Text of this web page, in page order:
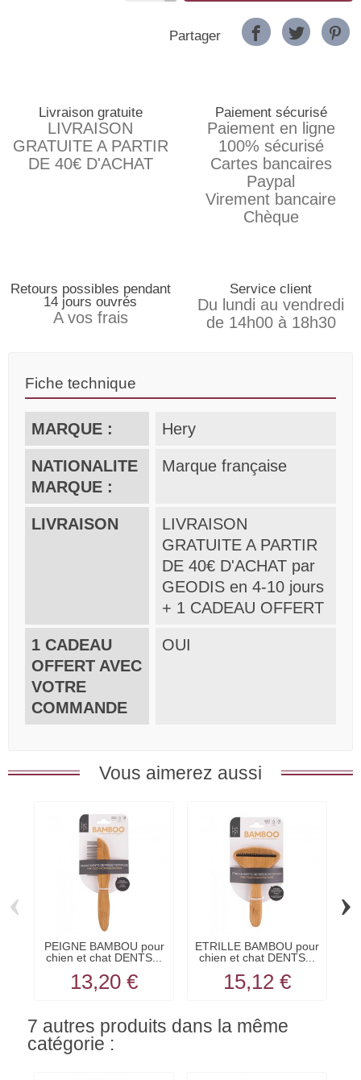
Partager
Livraison gratuite
LIVRAISON
GRATUITE A PARTIR
DE 40€ D'ACHAT
Paiement sécurisé
Paiement en ligne
100% sécurisé
Cartes bancaires
Paypal
Virement bancaire
Chèque
Retours possibles pendant
14 jours ouvrés
A vos frais
Service client
Du lundi au vendredi
de 14h00 à 18h30
Fiche technique
MARQUE : Hery
NATIONALITE
MARQUE :
Marque française
LIVRAISON
LIVRAISON
GRATUITE A PARTIR
DE 40€ D'ACHAT par
GEODIS en 4-10 jours
+ 1 CADEAU OFFERT
1 CADEAU
OFFERT AVEC
VOTRE
COMMANDE
OUI
Vous aimerez aussi
PEIGNE BAMBOU pour
chien et chat DENTS...
13,20 €
ETRILLE BAMBOU pour
chien et chat DENTS...
15,12 €
‹ ›
7 autres produits dans la même
catégorie :